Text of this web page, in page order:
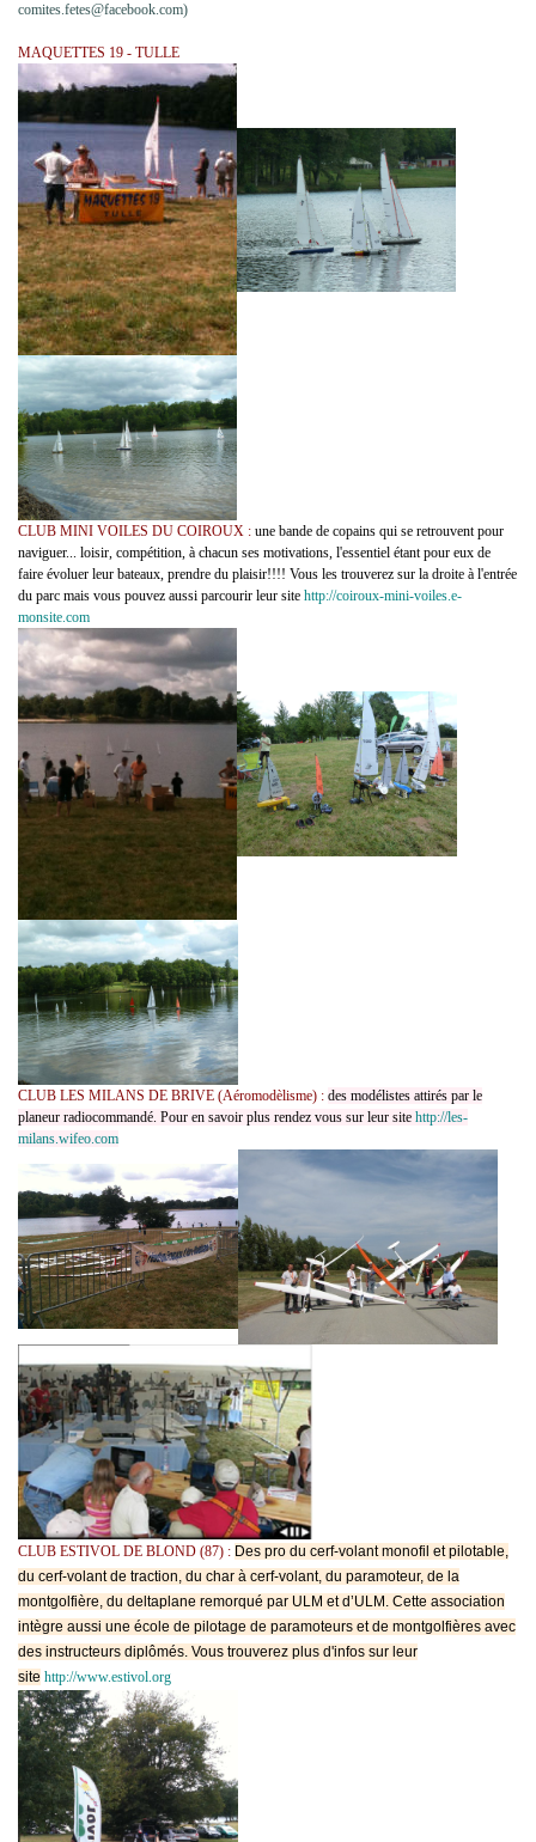
comites.fetes@facebook.com)
MAQUETTES 19 - TULLE
CLUB MINI VOILES DU COIROUX : une bande de copains qui se retrouvent pour
naviguer... loisir, compétition, à chacun ses motivations, l'essentiel étant pour eux de
faire évoluer leur bateaux, prendre du plaisir!!!! Vous les trouverez sur la droite à l'entrée
du parc mais vous pouvez aussi parcourir leur site http://coiroux-mini-voiles.e-
monsite.com
CLUB LES MILANS DE BRIVE (Aéromodèlisme) : des modélistes attirés par le
planeur radiocommandé. Pour en savoir plus rendez vous sur leur site http://les-
milans.wifeo.com
CLUB ESTIVOL DE BLOND (87) : Des pro du cerf-volant monofil et pilotable,
du cerf-volant de traction, du char à cerf-volant, du paramoteur, de la
montgolfière, du deltaplane remorqué par ULM et d’ULM. Cette association
intègre aussi une école de pilotage de paramoteurs et de montgolfières avec
des instructeurs diplômés. Vous trouverez plus d'infos sur leur
site http://www.estivol.org